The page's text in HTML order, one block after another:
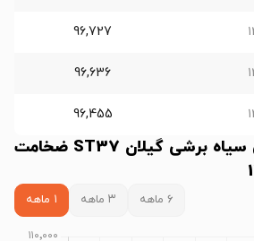
96,727
96,636
96,455
نمودار قیمت ورق سیاه برشی گیلان ST37 ضخامت
۶ ماهه ۳ ماهه ۱ ماهه